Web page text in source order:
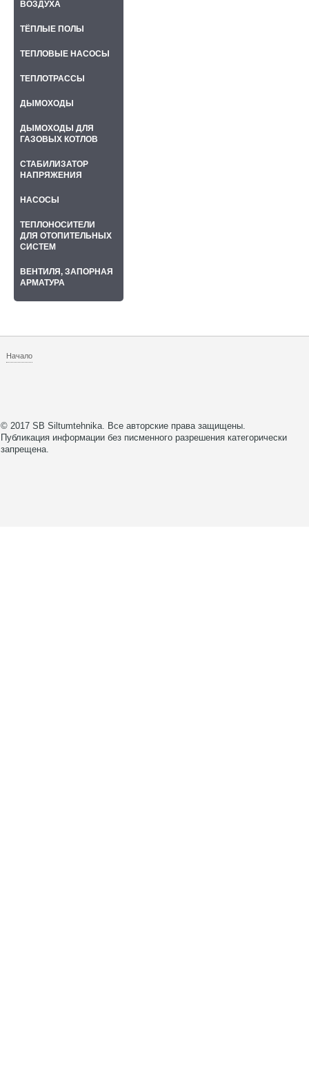
ВОЗДУХА
ТЁПЛЫЕ ПОЛЫ
ТЕПЛОВЫЕ НАСОСЫ
ТЕПЛОТРАССЫ
ДЫМОХОДЫ
ДЫМОХОДЫ ДЛЯ
ГАЗОВЫХ КОТЛОВ
СТАБИЛИЗАТОР
НАПРЯЖЕНИЯ
НАСОСЫ
ТЕПЛОНОСИТЕЛИ
ДЛЯ ОТОПИТЕЛЬНЫХ
СИСТЕМ
ВЕНТИЛЯ, ЗАПОРНАЯ
АРМАТУРА
Начало
© 2017 SB Siltumtehnika. Все авторские права защищены.
Публикация информации без писменного разрешения категорически
запрещена.